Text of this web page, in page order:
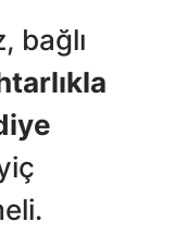
bağlı